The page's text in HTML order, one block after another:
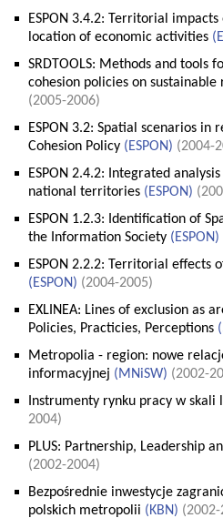
ESPON 3.4.2: Territorial
location of economic activities (
SRDTOOLS: Methods and tools
cohesion policies on
(2005-2006)
ESPON 3.2: Spatial scenarios in
Cohesion Policy (ESPON) (2004-
ESPON 2.4.2: Integrated
national territories (ESPON)
ESPON 1.2.3: Identification of
the Information Society (ESPON)
ESPON 2.2.2: Territorial effects
(ESPON) (2004-2005)
EXLINEA: Lines of exclusion as
Policies, Practicies, Perceptions (
Metropolia - region: nowe
informacyjnej (MNiSW) (2002-
Instrumenty rynku pracy w skali
2004)
PLUS: Partnership, Leadership
(2002-2004)
Bezpośrednie inwestycje
polskich metropolii (KBN) (2002-